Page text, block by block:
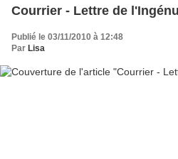
Courrier - Lettre de
Publié le 03/11/2010 à 12:48
Par Lisa